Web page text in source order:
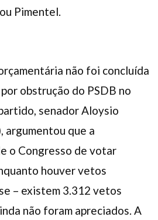
Pimentel.
não foi concluída
obstrução do PSDB no
senador Aloysio
argumentou que a
o Congresso de votar
houver vetos
– existem 3.312 vetos
não foram apreciados. A